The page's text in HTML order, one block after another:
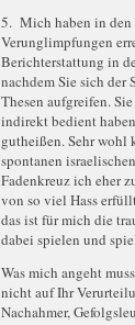
5. Mich haben in den
Verunglimpfungen
Berichterstattung in
nachdem Sie sich der
Thesen aufgreifen.
indirekt bedient
gutheißen. Sehr wohl
spontanen
Fadenkreuz ich eher
von so viel Hass
das ist für mich die
dabei spielen und
Was mich angeht
nicht auf Ihr
Nachahmer,